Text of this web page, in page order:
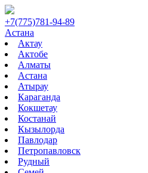
+7(775)781-94-89
Астана
Актау
Актобе
Алматы
Астана
Атырау
Караганда
Кокшетау
Костанай
Кызылорда
Павлодар
Петропавловск
Рудный